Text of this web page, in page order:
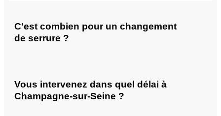
C'est combien pour un changement
de serrure ?
Vous intervenez dans quel délai à
Champagne-sur-Seine ?